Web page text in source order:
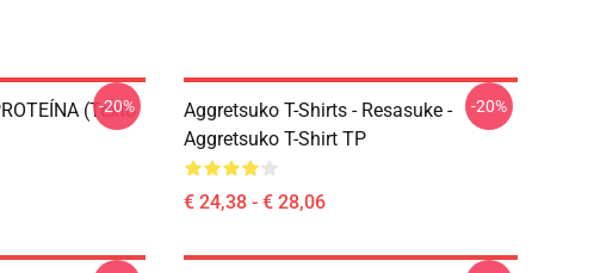
(texto
-20%
Aggretsuko T-Shirts - Resasuke -
Aggretsuko T-Shirt TP
€ 24,38 - € 28,06
-20%